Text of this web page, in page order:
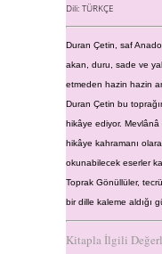
Dili: TÜRKÇE
Duran Çetin, saf
akan, duru, sade ve
etmeden hazin hazin
Duran Çetin bu
hikâye ediyor. Mevlânâ
hikâye kahramanı
okunabilecek eserler
Toprak Gönüllüler,
bir dille kaleme aldığı
Kitapla İlgili